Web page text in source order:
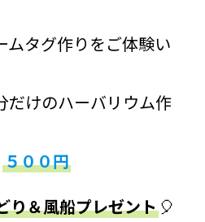
ムタグ作りをご体験い
だけのハーバリウム作
５００円
り＆風船プレゼント🎈